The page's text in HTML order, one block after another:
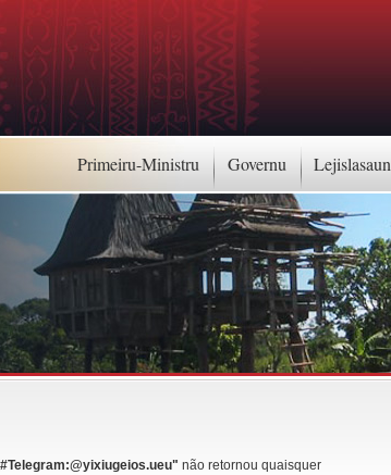
Primeiru-Ministru Governu Lejislasaun
não retornou quaisquer